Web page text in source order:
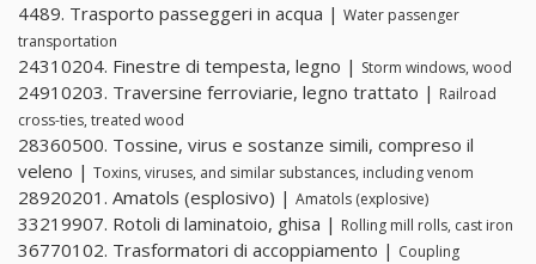
4489. Trasporto passeggeri in acqua | Water passenger
transportation
24310204. Finestre di tempesta, legno | Storm windows, wood
24910203. Traversine ferroviarie, legno trattato | Railroad
cross-ties, treated wood
28360500. Tossine, virus e sostanze simili, compreso il
veleno | Toxins, viruses, and similar substances, including venom
28920201. Amatols (esplosivo) | Amatols (explosive)
33219907. Rotoli di laminatoio, ghisa | Rolling mill rolls, cast iron
36770102. Trasformatori di accoppiamento | Coupling